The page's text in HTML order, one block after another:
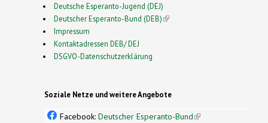
Deutsche Esperanto-Jugend (DEJ)
Deutscher Esperanto-Bund (DEB)(link is external)
Impressum
Kontaktadressen DEB/ DEJ
DSGVO-Datenschutzerklärung
Soziale Netze und weitere Angebote
Facebook: Deutscher Esperanto-Bund(link is